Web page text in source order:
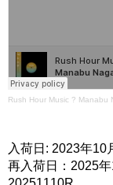
Rush Hour Music ? Manabu
入荷日: 2023年10
再入荷日：2025年